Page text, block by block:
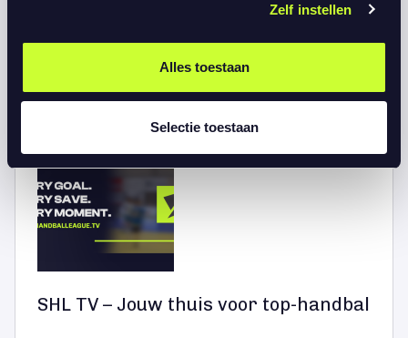
Zelf instellen
Alles toestaan
Selectie toestaan
SHL TV – Jouw thuis voor top-handbal